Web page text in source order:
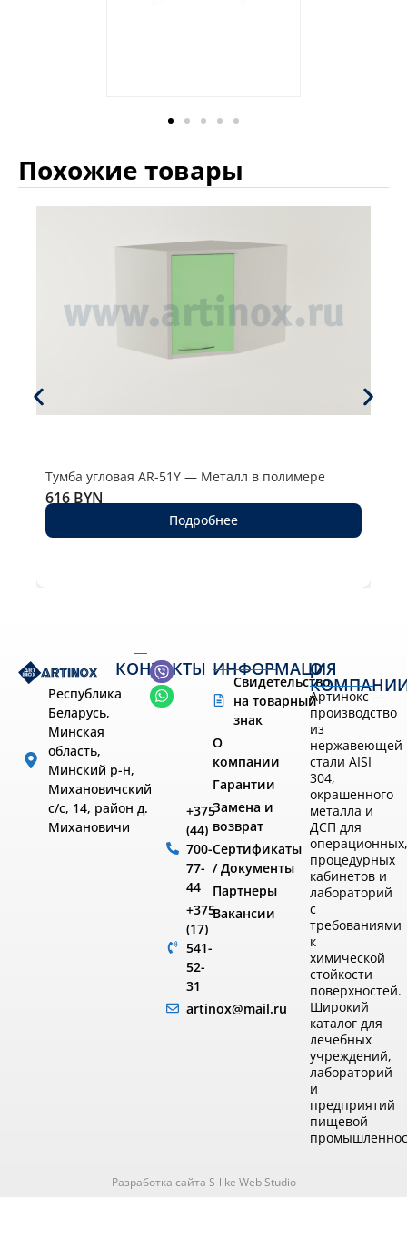
Похожие товары
Тумба угловая AR-51Y — Металл в полимере
616 BYN
Подробнее
Республика
Беларусь,
Минская
область,
Минский р-н,
Михановичский
с/с, 14, район д.
Михановичи
КОНТАКТЫ
+375
(44)
700-
77-
44
+375
(17)
541-
52-
31
artinox@mail.ru
ИНФОРМАЦИЯ
Свидетельство
на товарный
знак
О
компании
Гарантии
Замена и
возврат
Сертификаты
/ Документы
Партнеры
Вакансии
О
Артинокс —
производство
из
нержавеющей
стали AISI
304,
окрашенного
металла и
ДСП для
операционных,
процедурных
кабинетов и
лабораторий
с
требованиями
к
химической
стойкости
поверхностей.
Широкий
каталог для
лечебных
учреждений,
лабораторий
и
предприятий
пищевой
Разработка сайта S-like Web Studio